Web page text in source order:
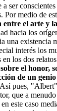
ser
Por medio de
entre el arte y
hacia los
una existencia
interés los
en los dos
el honor,
de un
pues,
que a
este caso